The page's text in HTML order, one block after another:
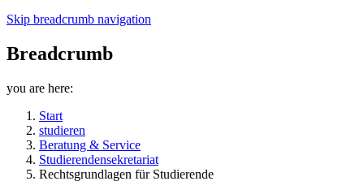
Skip breadcrumb navigation
Breadcrumb
you are here:
Start
studieren
Beratung & Service
Studierendensekretariat
Rechtsgrundlagen für Studierende